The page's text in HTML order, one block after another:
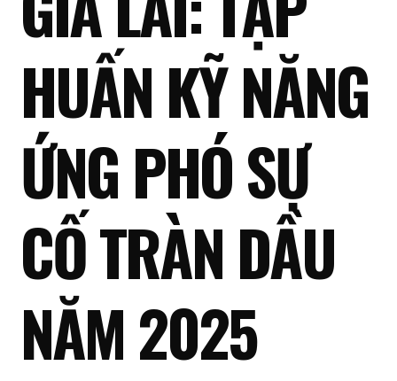
HUẤN KỸ NĂNG
ỨNG PHÓ SỰ
CỐ TRÀN DẦU
NĂM 2025